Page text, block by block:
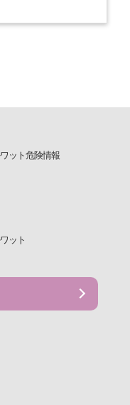
ット危険情報
ット